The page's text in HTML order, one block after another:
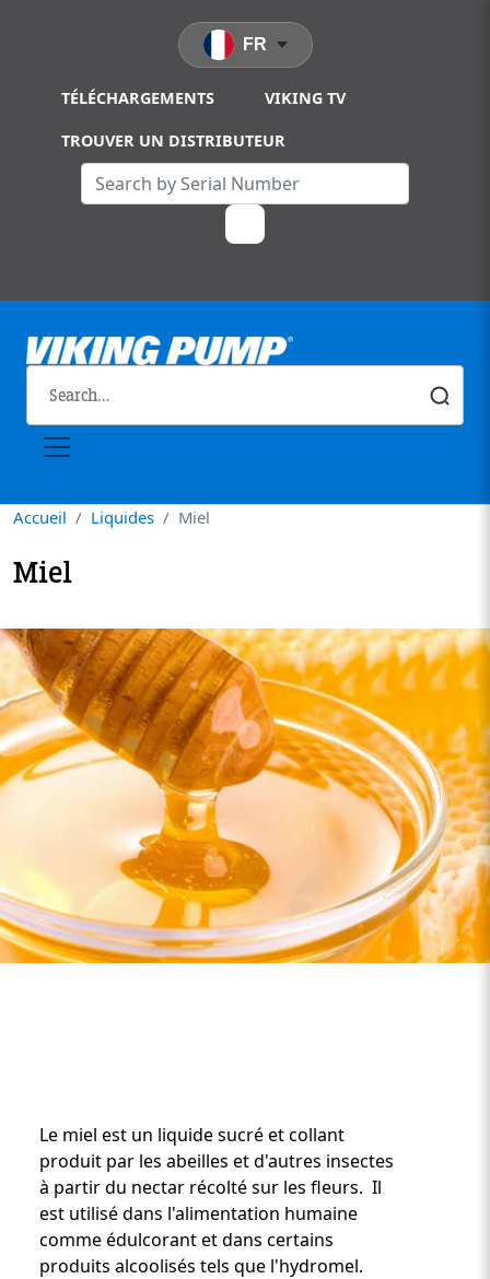
TÉLÉCHARGEMENTS VIKING TV
TROUVER UN DISTRIBUTEUR
FR
Accueil Liquides Miel
Miel
Custom Content One
Le miel est un liquide sucré et collant
produit par les abeilles et d'autres insectes
à partir du nectar récolté sur les fleurs. Il
est utilisé dans l'alimentation humaine
comme édulcorant et dans certains
produits alcoolisés tels que l'hydromel.